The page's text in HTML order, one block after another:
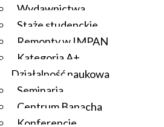
Wydawnictwa
Staże studenckie
Remonty w IMPAN
Kategoria A+
Działalność naukowa
Seminaria
Centrum Banacha
Konferencje